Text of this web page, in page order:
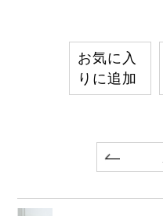
お気に入
りに追加